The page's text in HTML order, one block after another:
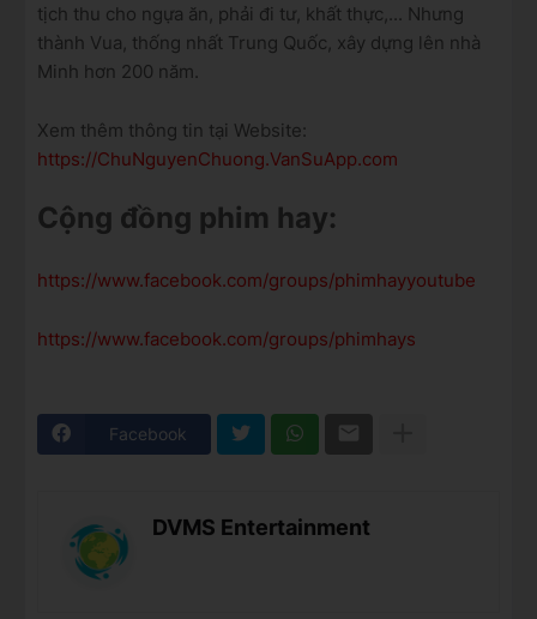
tịch thu cho ngựa ăn, phải đi tư, khất thực,... Nhưng
thành Vua, thống nhất Trung Quốc, xây dựng lên nhà
Minh hơn 200 năm.
Xem thêm thông tin tại Website:
https://ChuNguyenChuong.VanSuApp.com
Cộng đồng phim hay:
https://www.facebook.com/groups/phimhayyoutube
https://www.facebook.com/groups/phimhays
Facebook
DVMS Entertainment